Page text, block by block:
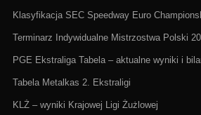
Klasyfikacja SEC Speedway Euro
Terminarz Indywidualne Mistrzostwa Polski
PGE Ekstraliga Tabela – aktualne wyniki i
Tabela Metalkas 2. Ekstraligi
KLŻ – wyniki Krajowej Ligi Żużlowej